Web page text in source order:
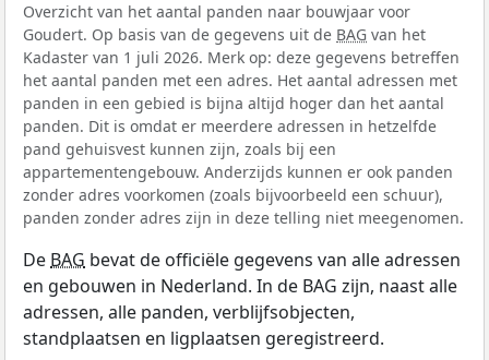
Overzicht van het aantal panden naar bouwjaar voor
Goudert. Op basis van de gegevens uit de BAG van het
Kadaster van 1 juli 2026. Merk op: deze gegevens betreffen
het aantal panden met een adres. Het aantal adressen met
panden in een gebied is bijna altijd hoger dan het aantal
panden. Dit is omdat er meerdere adressen in hetzelfde
pand gehuisvest kunnen zijn, zoals bij een
appartementengebouw. Anderzijds kunnen er ook panden
zonder adres voorkomen (zoals bijvoorbeeld een schuur),
panden zonder adres zijn in deze telling niet meegenomen.
De BAG bevat de officiële gegevens van alle adressen
en gebouwen in Nederland. In de BAG zijn, naast alle
adressen, alle panden, verblijfsobjecten,
standplaatsen en ligplaatsen geregistreerd.